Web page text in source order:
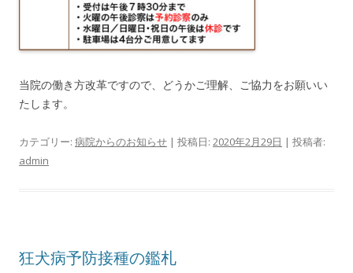
当院の働き方改革ですので、どうかご理解、ご協力をお願いい
たします。
カテゴリー: 病院からのお知らせ | 投稿日: 2020年2月29日 | 投稿者:
admin
狂犬病予防接種の鑑札